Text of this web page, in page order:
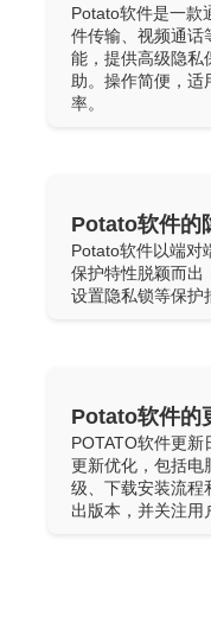
Potato软件是一款
件传输、视频通话
能，提供高级隐私
助。操作简便，适
率。
Potato软件的
Potato软件以端对
保护特性脱颖而出
设置隐私锁等保护
Potato软件的
POTATO软件更
更新优化，包括电
级、下载安装流程
出版本，并关注用